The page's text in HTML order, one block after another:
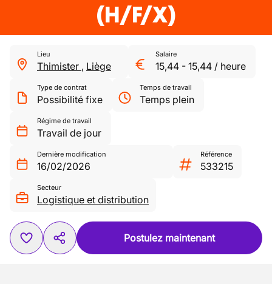
(H/F/X)
Lieu
Thimister , Liège
Salaire
15,44 - 15,44 / heure
Type de contrat
Possibilité fixe
Temps de travail
Temps plein
Régime de travail
Travail de jour
Dernière modification
16/02/2026
Référence
533215
Secteur
Logistique et distribution
Postulez maintenant